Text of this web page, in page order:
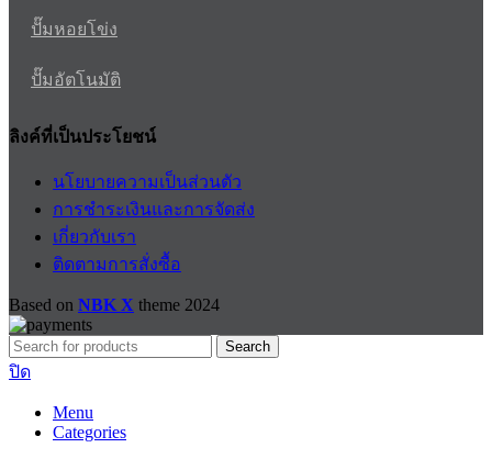
ปั๊มหอยโข่ง
ปั๊มอัตโนมัติ
ลิงค์ที่เป็นประโยชน์
นโยบายความเป็นส่วนตัว
การชำระเงินและการจัดส่ง
เกี่ยวกับเรา
ติดตามการสั่งซื้อ
Based on NBK X theme 2024
Search
ปิด
Menu
Categories